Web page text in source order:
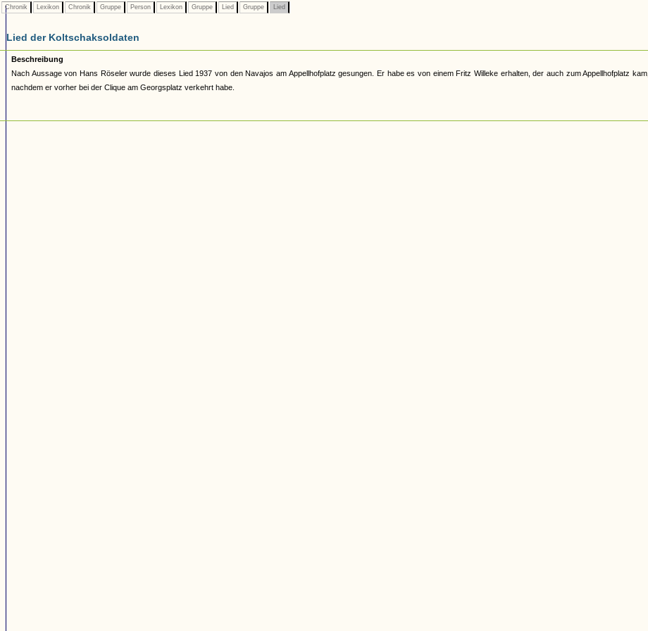
Chronik Lexikon Chronik Gruppe Person Lexikon Gruppe Lied Gruppe Lied
Lied der Koltschaksoldaten
Beschreibung
Nach Aussage von Hans Röseler wurde dieses Lied 1937 von den Navajos am Appellhofplatz gesungen. Er habe es von einem Fritz Willeke erhalten, der auch zum Appellhofplatz kam,
nachdem er vorher bei der Clique am Georgsplatz verkehrt habe.